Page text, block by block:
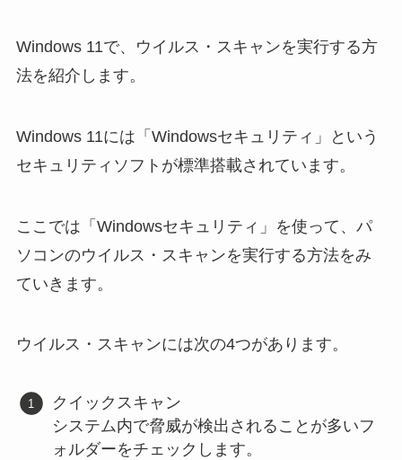
Windows 11で、ウイルス・スキャンを実行する方
法を紹介します。
Windows 11には「Windowsセキュリティ」という
セキュリティソフトが標準搭載されています。
ここでは「Windowsセキュリティ」を使って、パ
ソコンのウイルス・スキャンを実行する方法をみ
ていきます。
ウイルス・スキャンには次の4つがあります。
クイックスキャン
システム内で脅威が検出されることが多いフ
ォルダーをチェックします。